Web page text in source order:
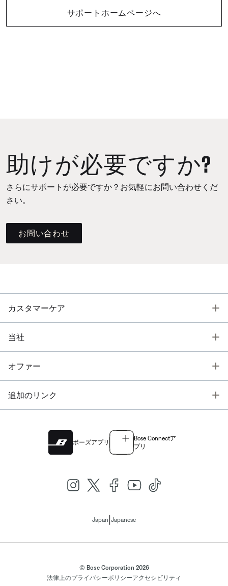
サポートホームページへ
助けが必要ですか?
さらにサポートが必要ですか？お気軽にお問い合わせくだ
さい。
お問い合わせ
カスタマーケア
当社
オファー
追加のリンク
ボーズアプリ
Bose Connectア
プリ
Japan Japanese
© Bose Corporation 2026
法律上のプライバシーポリシーアクセシビリティ